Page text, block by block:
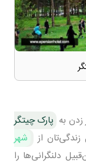
زدن به پارک چیتگر
از
شهر
دلنگرانی‌ها را